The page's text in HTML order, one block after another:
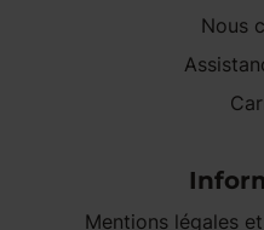
Nous
Mentions légales